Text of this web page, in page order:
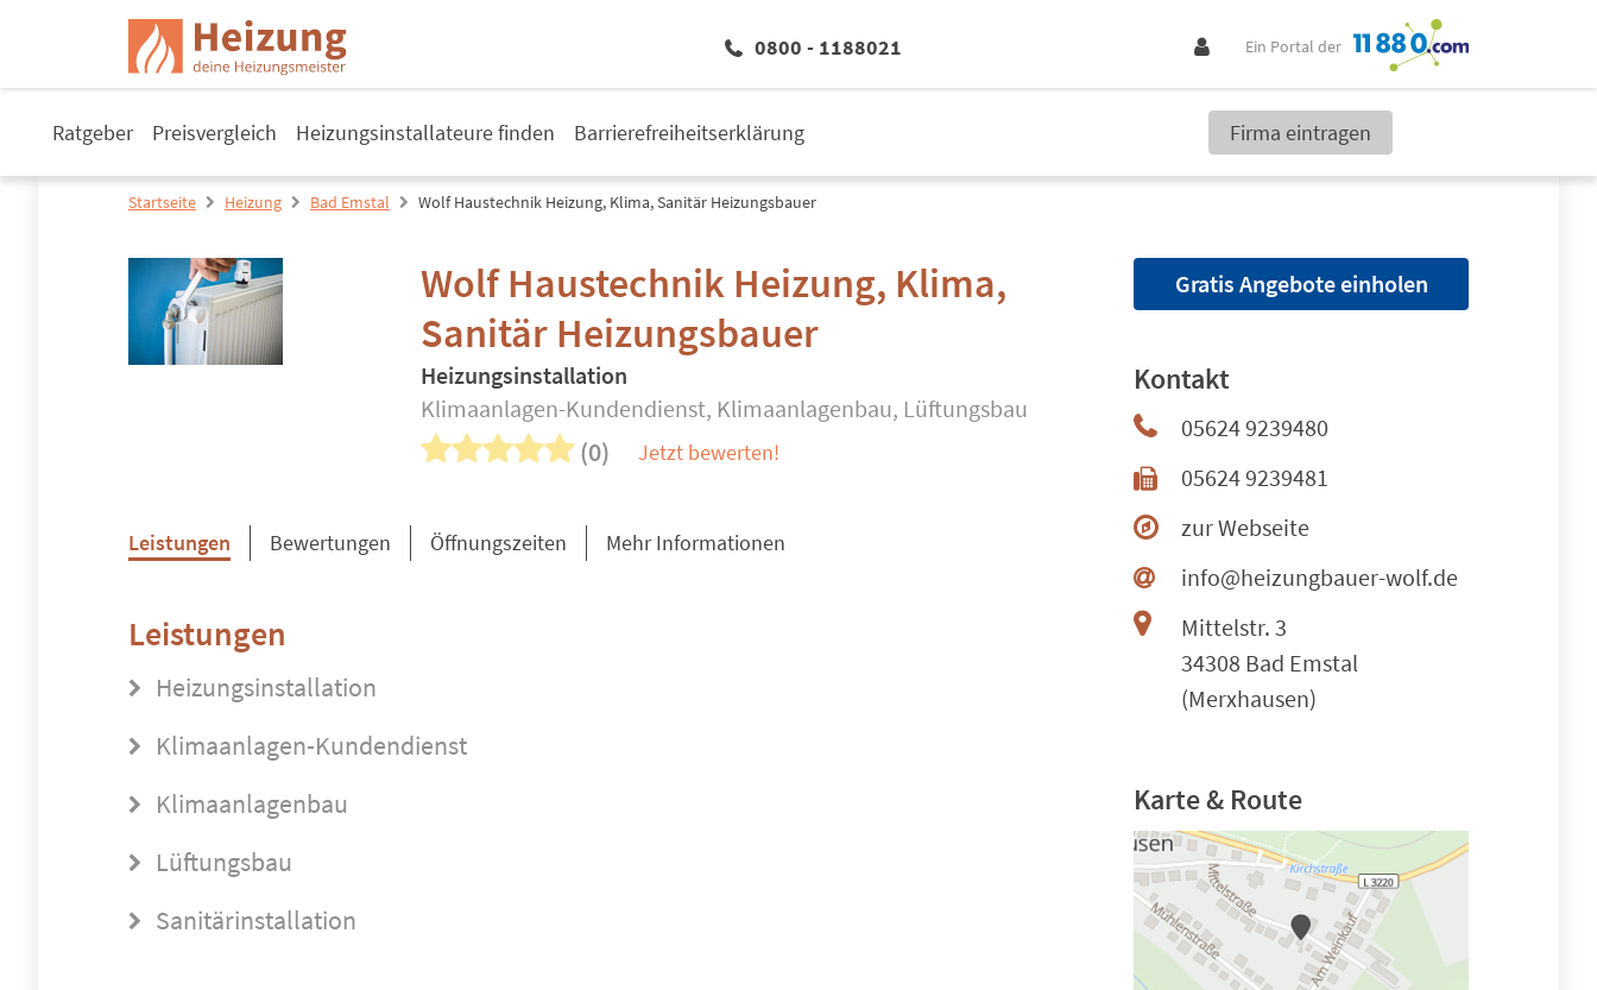
0800 - 1188021 Ein Portal der
Ratgeber Preisvergleich Heizungsinstallateure finden Barrierefreiheitserklärung Firma eintragen
Startseite Heizung Bad Emstal Wolf Haustechnik Heizung, Klima, Sanitär Heizungsbauer
Wolf Haustechnik Heizung, Klima,
Sanitär Heizungsbauer
Heizungsinstallation
Klimaanlagen-Kundendienst, Klimaanlagenbau, Lüftungsbau
(0) Jetzt bewerten!
Leistungen Bewertungen Öffnungszeiten Mehr Informationen
Leistungen
Heizungsinstallation
Klimaanlagen-Kundendienst
Klimaanlagenbau
Lüftungsbau
Sanitärinstallation
Gratis Angebote einholen
Kontakt
05624 9239480
05624 9239481
zur Webseite
info@heizungbauer-wolf.de
Mittelstr. 3
34308 Bad Emstal
(Merxhausen)
Karte & Route